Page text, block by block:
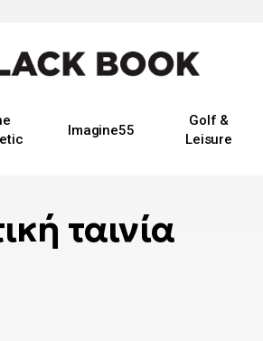
Imagine55
Golf &
Leisure
ταινία